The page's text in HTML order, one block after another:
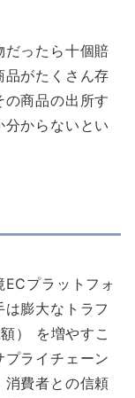
ったら十個賠
がたくさん存
商品の出所す
からないとい
プラットフォ
膨大なトラフ
） を増やすこ
ライチェーン
費者との信頼